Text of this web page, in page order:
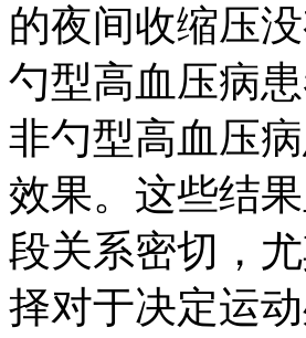
的夜间收缩压
勺型高血压病
非勺型高血压
效果。这些结
段关系密切，
择对于决定运